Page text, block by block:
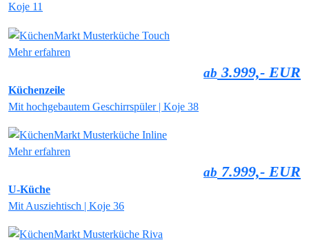
Koje 11
Mehr erfahren
ab 3.999,- EUR
Küchenzeile
Mit hochgebautem Geschirrspüler | Koje 38
Mehr erfahren
ab 7.999,- EUR
U-Küche
Mit Ausziehtisch | Koje 36